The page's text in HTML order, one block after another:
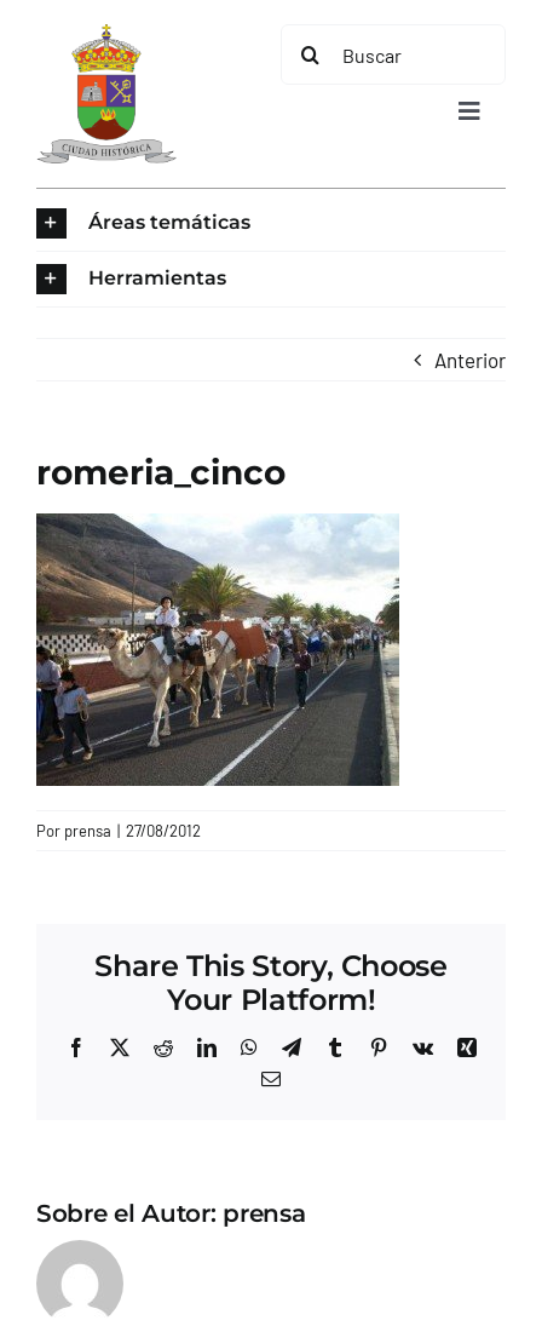
contenido
Buscar:
Toggle
CONTACTO
Áreas temáticas
Herramientas
Anterior
romeria_cinco
Por prensa | 27/08/2012
Share This Story, Choose
Your Platform!
Facebook
X RedditLinkedInWhatsApp
TelegramTumblrPinterest
Vk
Xing
Correo
Sobre el Autor: prensa